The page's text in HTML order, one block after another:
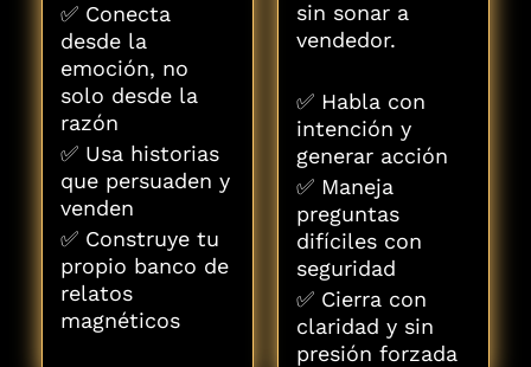
✅ Conecta
desde la
emoción, no
solo desde la
razón
✅ Usa historias
que persuaden y
venden
✅ Construye tu
propio banco de
relatos
magnéticos
sin sonar a
vendedor.
✅ Habla con
intención y
generar acción
✅ Maneja
preguntas
difíciles con
seguridad
✅ Cierra con
claridad y sin
presión forzada